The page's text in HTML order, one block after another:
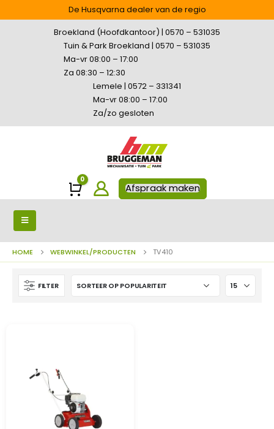
De Husqvarna dealer van de regio
Broekland (Hoofdkantoor) | 0570 – 531035
Tuin & Park Broekland | 0570 – 531035
Ma-vr 08:00 – 17:00
Za 08:30 – 12:30
Lemele | 0572 – 331341
Ma-vr 08:00 – 17:00
Za/zo gesloten
Winkelwagen
0
Afspraak maken
HOME WEBWINKEL/PRODUCTEN TV410
FILTER